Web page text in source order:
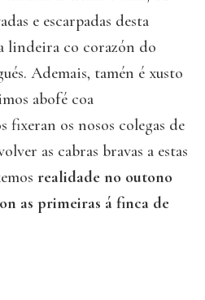
e escarpadas desta
lindeira co corazón do
Ademais, tamén é xusto
abofé coa
fixeran os nosos colegas de
as cabras bravas a estas
realidade no outono
as primeiras á finca de